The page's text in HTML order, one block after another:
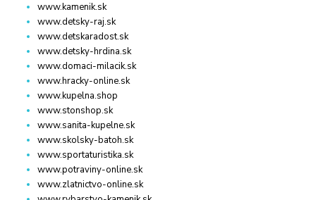
www.kamenik.sk
www.detsky-raj.sk
www.detskaradost.sk
www.detsky-hrdina.sk
www.domaci-milacik.sk
www.hracky-online.sk
www.kupelna.shop
www.stonshop.sk
www.sanita-kupelne.sk
www.skolsky-batoh.sk
www.sportaturistika.sk
www.potraviny-online.sk
www.zlatnictvo-online.sk